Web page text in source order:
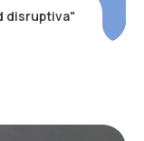
disruptiva"